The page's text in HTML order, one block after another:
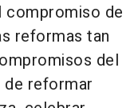
compromiso de
reformas tan
del
de reformar